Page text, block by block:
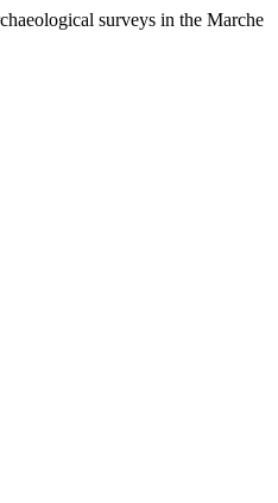
surveys in the Marche